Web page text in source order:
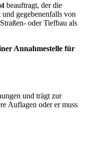
beauftragt, der die
gegebenenfalls von
oder Tiefbau als
Annahmestelle für
und trägt zur
Auflagen oder er muss